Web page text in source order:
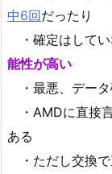
中6回だったり
・確定はして
能性が高い
・最悪、データ
・AMDに直接
ある
・ただし交換で